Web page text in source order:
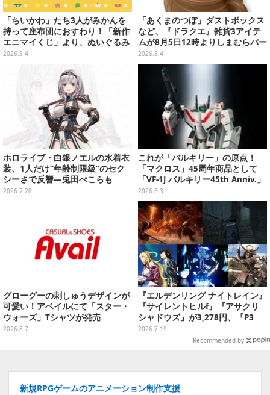
「ちいかわ」たち3人がみかんを
持って座布団におすわり！「新作
エニマイくじ」より、ぬいぐるみ
画像が初公開
2026.8.4
「あくまのつぼ」ダストボックス
など、『ドラクエ』雑貨3アイテ
ムが8月5日12時よりしまむらパー
ク（オンラインストア）にて販
売！
2026.8.4
ホロライブ・白銀ノエルの水着衣
装、1人だけ“年齢制限級”のセク
シーさで反響―兎田ぺこらも
「こ、こんなことが許されていい
2026.7.28
これが「バルキリー」の原点！
「マクロス」45周年商品として
「VF-1J バルキリー45th Anniv.」
が予約開始
2026.8.3
グローグーの刺しゅうデザインが
可愛い！アベイルにて「スター・
ウォーズ」Tシャツが発売
2026.8.7
『エルデンリング ナイトレイン』
『サイレントヒルf』『アサクリ
シャドウズ』が3,278円、『P3
R』『TOXリマスター』は2,728円
に！─ゲオ店舗セールを実地調査
2026.7.19
Recommended by
新規RPGゲームのアニメーション制作支援